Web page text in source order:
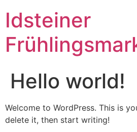
Inhalt
wechseln
Idsteiner
Hello world!
Welcome to WordPress. This is
delete it, then start writing!